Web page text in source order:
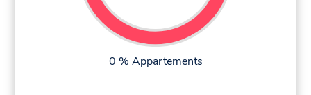
0 % Appartements